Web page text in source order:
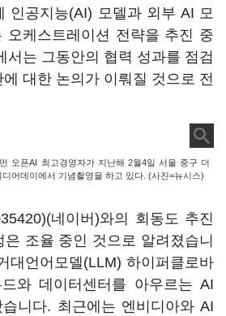
인공지능(AI) 모델과 외부 AI 모
오케스트레이션 전략을 추진 중
서는 그동안의 협력 성과를 점검
대한 논의가 이뤄질 것으로 전
오픈AI 최고경영자가 지난해 2월4일 서울 중구 더
어데이에서 기념촬영을 하고 있다. (사진=뉴시스)
(네이버)와의 회동도 추진
조율 중인 것으로 알려졌습니
대언어모델(LLM) 하이퍼클로바
와 데이터센터를 아우르는 AI
니다. 최근에는 엔비디아와 AI